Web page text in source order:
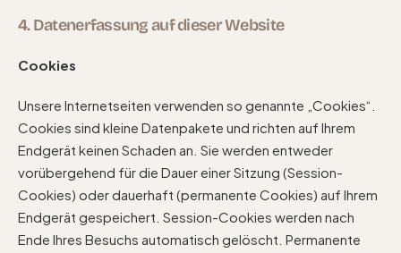
4. Datenerfassung auf dieser Website
Cookies
Unsere Internetseiten verwenden so genannte „Cookies“.
Cookies sind kleine Datenpakete und richten auf Ihrem
Endgerät keinen Schaden an. Sie werden entweder
vorübergehend für die Dauer einer Sitzung (Session-
Cookies) oder dauerhaft (permanente Cookies) auf Ihrem
Endgerät gespeichert. Session-Cookies werden nach
Ende Ihres Besuchs automatisch gelöscht. Permanente